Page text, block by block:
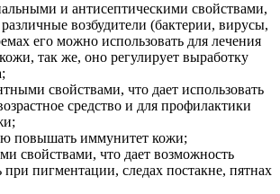
и антисептическими свойствами,
различные возбудители (бактерии, вирусы,
его можно использовать для лечения
так же, оно регулирует выработку
свойствами, что дает использовать
средство и для профилактики
повышать иммунитет кожи;
свойствами, что дает возможность
при пигментации, следах постакне, пятнах